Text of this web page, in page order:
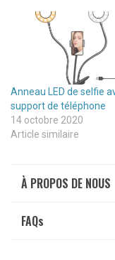
Anneau LED de selfie
support de téléphone
14 octobre 2020
Article similaire
À PROPOS DE NOUS
FAQs